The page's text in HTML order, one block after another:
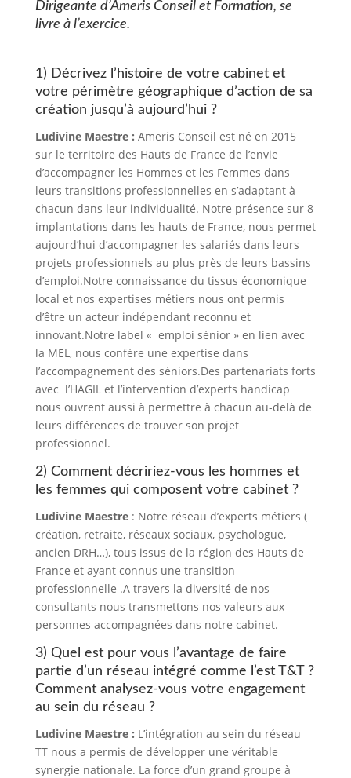
Dirigeante d’Ameris Conseil et Formation, se
livre à l’exercice.
1) Décrivez l’histoire de votre cabinet et
votre périmètre géographique d’action de sa
création jusqu’à aujourd’hui ?
Ludivine Maestre : Ameris Conseil est né en 2015
sur le territoire des Hauts de France de l’envie
d’accompagner les Hommes et les Femmes dans
leurs transitions professionnelles en s’adaptant à
chacun dans leur individualité. Notre présence sur 8
implantations dans les hauts de France, nous permet
aujourd’hui d’accompagner les salariés dans leurs
projets professionnels au plus près de leurs bassins
d’emploi.Notre connaissance du tissus économique
local et nos expertises métiers nous ont permis
d’être un acteur indépendant reconnu et
innovant.Notre label « emploi sénior » en lien avec
la MEL, nous confère une expertise dans
l’accompagnement des séniors.Des partenariats forts
avec l’HAGIL et l’intervention d’experts handicap
nous ouvrent aussi à permettre à chacun au-delà de
leurs différences de trouver son projet
professionnel.
2) Comment décririez-vous les hommes et
les femmes qui composent votre cabinet ?
Ludivine Maestre : Notre réseau d’experts métiers (
création, retraite, réseaux sociaux, psychologue,
ancien DRH…), tous issus de la région des Hauts de
France et ayant connus une transition
professionnelle .A travers la diversité de nos
consultants nous transmettons nos valeurs aux
personnes accompagnées dans notre cabinet.
3) Quel est pour vous l’avantage de faire
partie d’un réseau intégré comme l’est T&T ?
Comment analysez-vous votre engagement
au sein du réseau ?
Ludivine Maestre : L’intégration au sein du réseau
TT nous a permis de développer une véritable
synergie nationale. La force d’un grand groupe à